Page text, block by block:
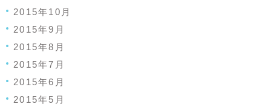
2015年10月
2015年9月
2015年8月
2015年7月
2015年6月
2015年5月